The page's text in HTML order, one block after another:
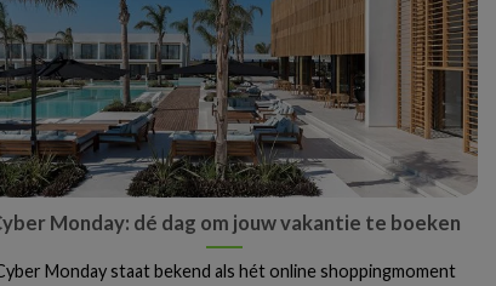
Monday: dé dag om jouw vakantie te boeken
Monday staat bekend als hét online shoppingmoment